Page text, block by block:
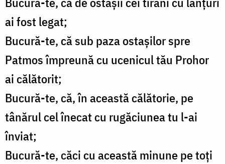
ai fost legat;
Bucură-te, că sub paza ostaşilor spre
Patmos împreună cu ucenicul tău Prohor
ai călătorit;
Bucură-te, că, în această călătorie, pe
tânărul cel înecat cu rugăciunea tu l-ai
înviat;
Bucură-te, căci cu această minune pe toţi